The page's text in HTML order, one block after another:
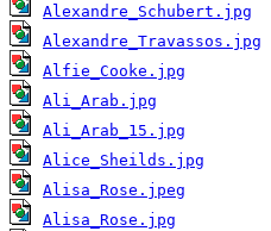
Alexandre_Schubert.jpg
Alexandre_Travassos.jpg
Alfie_Cooke.jpg
Ali_Arab.jpg
Ali_Arab_15.jpg
Alice_Sheilds.jpg
Alisa_Rose.jpeg
Alisa_Rose.jpg